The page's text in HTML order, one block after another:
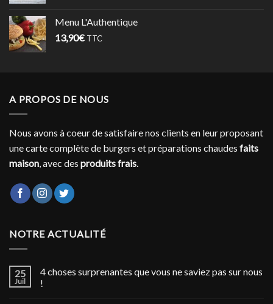
Menu L'Authentique
13,90€ TTC
A PROPOS DE NOUS
Nous avons à coeur de satisfaire nos clients en leur proposant
une carte complète de burgers et préparations chaudes faits
maison, avec des produits frais.
NOTRE ACTUALITÉ
25
Juil
4 choses surprenantes que vous ne saviez pas sur nous
!